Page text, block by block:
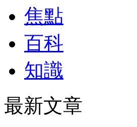
焦點
百科
知識
最新文章